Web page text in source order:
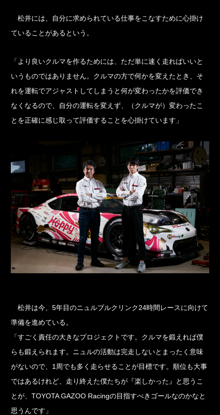
松井には、自分に求められている仕事をこなすために心掛け
ていることがあるという。
「より良いクルマを作るためには、ただ単に速く走ればいいと
いうものではありません。クルマの方で何かを変えたとき、そ
れを運転でアジャストしてしまうと何が変わったかを評価でき
なくなるので、自分の運転を変えず、（クルマが）変わったこ
とを正確に感じ取って評価することを心掛けています」
松井は今、5年目のニュルブルクリンク24時間レースに向けて
準備を進めている。
「すごく責任の大きなプロジェクトです。クルマを鍛えれば僕
らも鍛えられます。ニュルの活動は完走しないとまったく意味
がないので、1周でも多く走らせることが目標です。順位も大事
ではあるけれど、走り終えた僕たちが『楽しかった』と思うこ
とが、TOYOTA GAZOO Racingの目指すべきゴールなのかなと
思うんです」